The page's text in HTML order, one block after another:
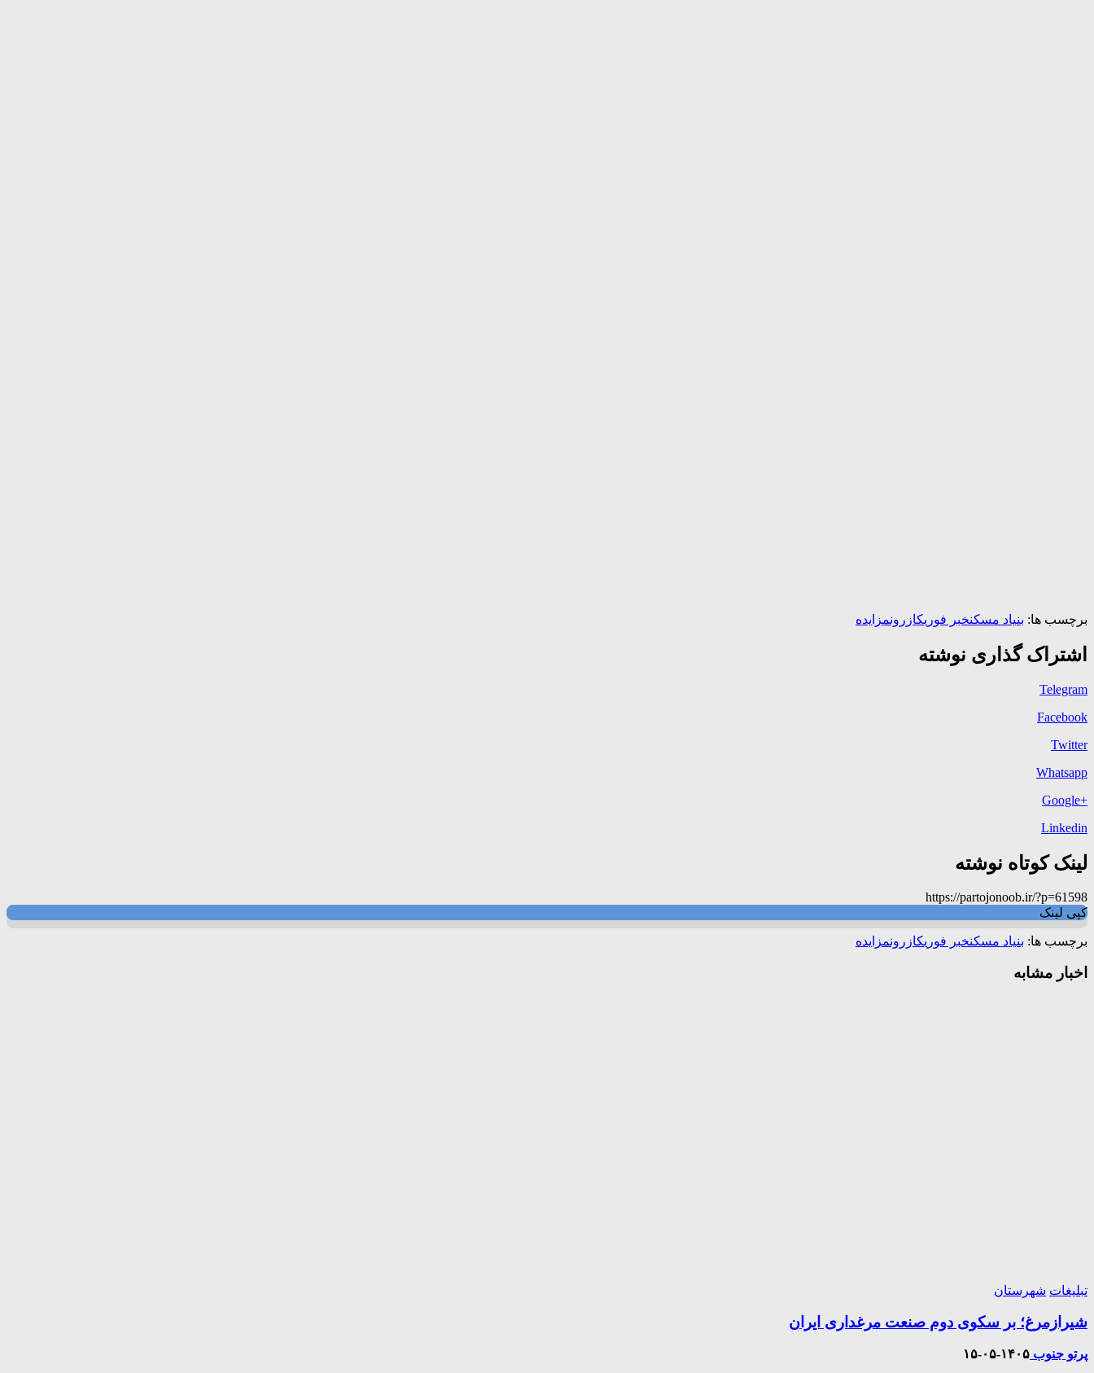
برچسب ها: بنیاد مسکنخبر فوریکازرونمزایده
اشتراک گذاری نوشته
Telegram
Facebook
Twitter
Whatsapp
+Google
Linkedin
لینک کوتاه نوشته
https://partojonoob.ir/?p=61598
کپی لینک
برچسب ها: بنیاد مسکنخبر فوریکازرونمزایده
اخبار مشابه
تبلیغات شهرستان
شیرازمرغ؛ بر سکوی دوم صنعت مرغداری ایران
پرتو جنوب ۱۴۰۵-۰۵-۱۵